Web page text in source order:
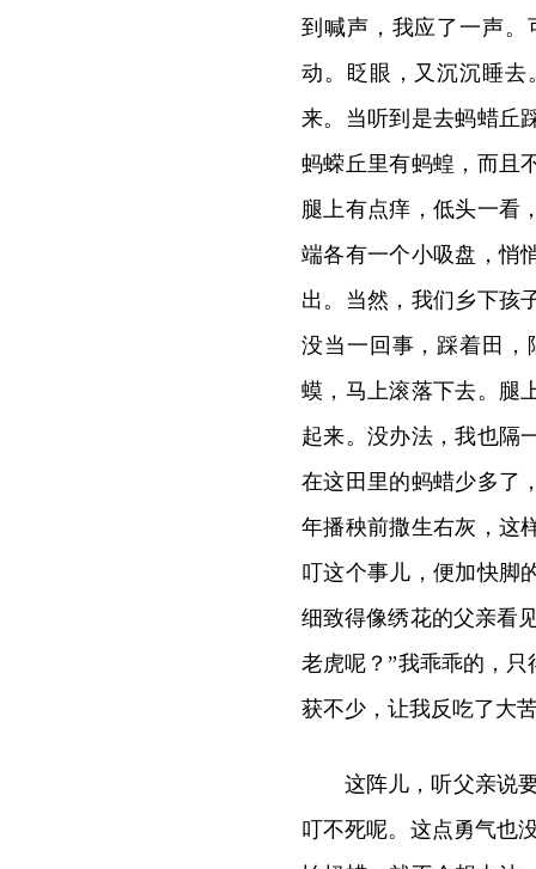
到喊声，我应了一声。
动。眨眼，又沉沉睡去
来。当听到是去蚂蜡丘
蚂蝾丘里有蚂蝗，而且
腿上有点痒，低头一看
端各有一个小吸盘，悄
出。当然，我们乡下孩
没当一回事，踩着田
蟆，马上滚落下去。腿
起来。没办法，我也隔
在这田里的蚂蜡少多了
年播秧前撒生右灰，这
叮这个事儿，便加快脚
细致得像绣花的父亲看
老虎呢？”我乖乖的，
获不少，让我反吃了大苦
这阵儿，听父亲说
叮不死呢。这点勇气也